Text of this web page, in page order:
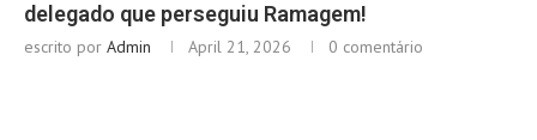
delegado que perseguiu Ramagem!
escrito por Admin April 21, 2026 0 comentário